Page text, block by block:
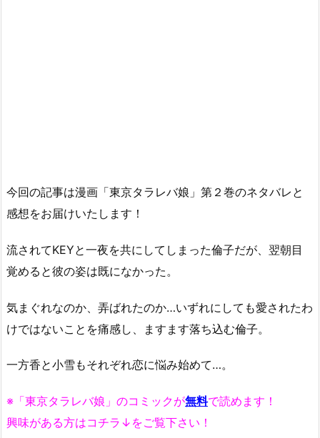
今回の記事は漫画「東京タラレバ娘」第２巻のネタバレと
感想をお届けいたします！
流されてKEYと一夜を共にしてしまった倫子だが、翌朝目
覚めると彼の姿は既になかった。
気まぐれなのか、弄ばれたのか…いずれにしても愛されたわ
けではないことを痛感し、ますます落ち込む倫子。
一方香と小雪もそれぞれ恋に悩み始めて…。
※「東京タラレバ娘」のコミックが無料で読めます！
興味がある方はコチラ↓をご覧下さい！